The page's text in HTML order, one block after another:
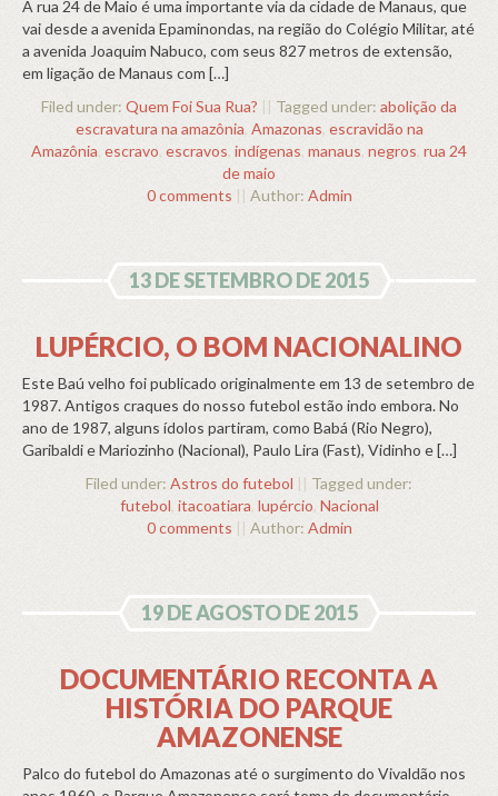
A rua 24 de Maio é uma importante via da cidade de Manaus, que
vai desde a avenida Epaminondas, na região do Colégio Militar, até
a avenida Joaquim Nabuco, com seus 827 metros de extensão,
em ligação de Manaus com […]
Filed under: Quem Foi Sua Rua? || Tagged under: abolição da
escravatura na amazônia, Amazonas, escravidão na
Amazônia, escravo, escravos, indígenas, manaus, negros, rua 24
de maio
0 comments || Author: Admin
13 DE SETEMBRO DE 2015
LUPÉRCIO, O BOM NACIONALINO
Este Baú velho foi publicado originalmente em 13 de setembro de
1987. Antigos craques do nosso futebol estão indo embora. No
ano de 1987, alguns ídolos partiram, como Babá (Rio Negro),
Garibaldi e Mariozinho (Nacional), Paulo Lira (Fast), Vidinho e […]
Filed under: Astros do futebol || Tagged under:
futebol itacoatiara, lupércio, Nacional
0 comments || Author: Admin
19 DE AGOSTO DE 2015
DOCUMENTÁRIO RECONTA A
HISTÓRIA DO PARQUE
AMAZONENSE
Palco do futebol do Amazonas até o surgimento do Vivaldão nos